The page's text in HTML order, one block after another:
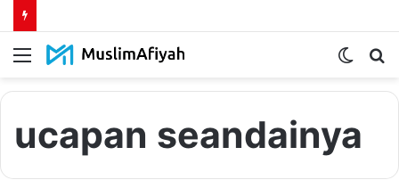
Menu
Switch
ucapan seandainya